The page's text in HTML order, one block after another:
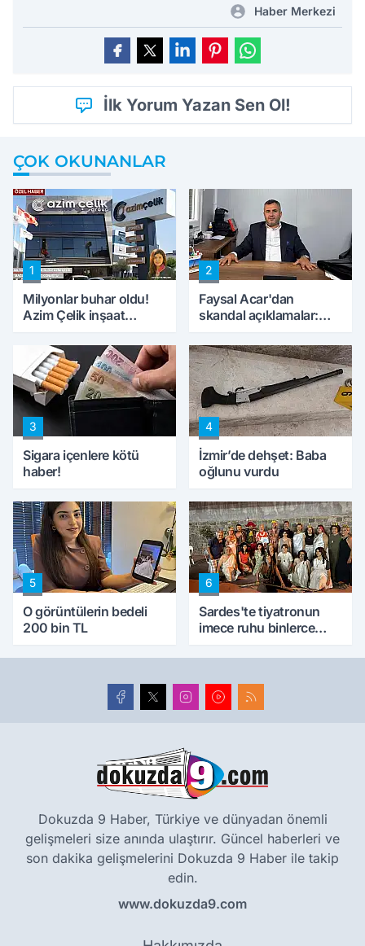
Haber Merkezi
İlk Yorum Yazan Sen Ol!
ÇOK OKUNANLAR
1
Milyonlar buhar oldu!
Azim Çelik inşaat
konuştu
2
Faysal Acar'dan
skandal açıklamalar:
peynircilerimizi de
kıskaca aldı, müdahale
ettik'
3
Sigara içenlere kötü
haber!
4
İzmir’de dehşet: Baba
oğlunu vurdu
5
O görüntülerin bedeli
200 bin TL
6
Sardes'te tiyatronun
imece ruhu binlerce
Dokuzda 9 Haber, Türkiye ve dünyadan önemli
gelişmeleri size anında ulaştırır. Güncel haberleri ve
son dakika gelişmelerini Dokuzda 9 Haber ile takip
edin.
www.dokuzda9.com